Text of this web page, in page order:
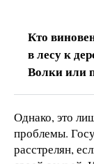
Кто
в лесу к
Волки или
Однако, это
проблемы.
расстрелян,